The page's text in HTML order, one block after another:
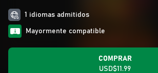
1 idiomas admitidos
Mayormente compatible
COMPRAR
USD$11.99